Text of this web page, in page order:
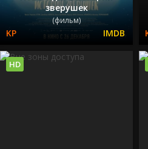
зверушек
(фильм)
HD